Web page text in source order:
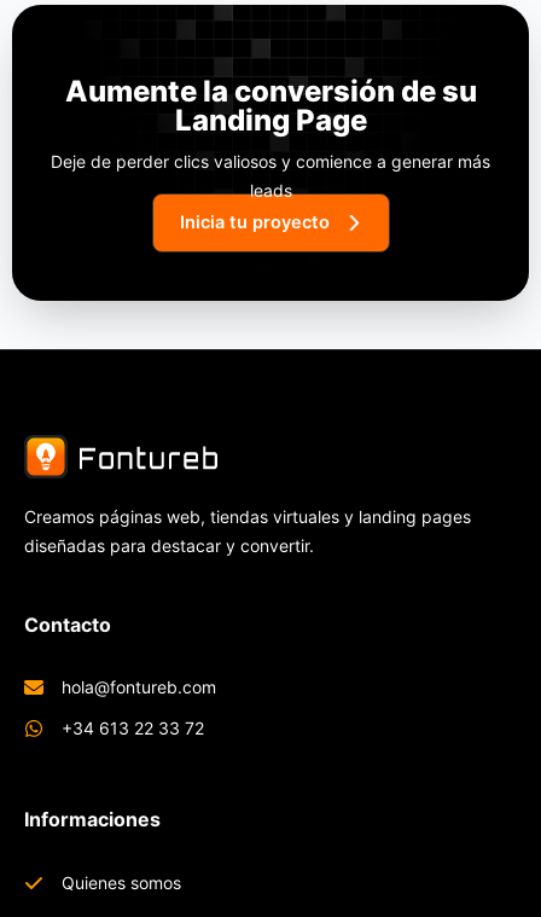
Aumente la conversión de su
Landing Page
Deje de perder clics valiosos y comience a generar más
leads
Inicia tu proyecto
Creamos páginas web, tiendas virtuales y landing pages
diseñadas para destacar y convertir.
Contacto
hola@fontureb.com
+34 613 22 33 72
Informaciones
Quienes somos